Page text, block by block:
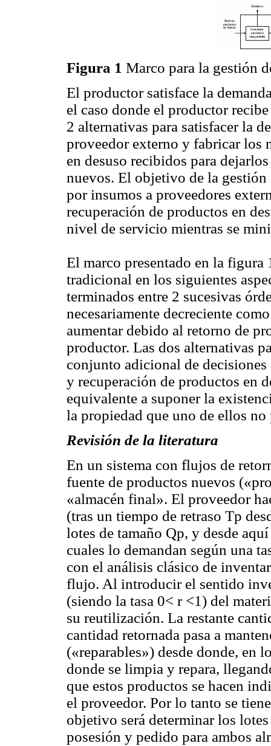
Figura 1 Marco para la gestión
El productor satisface la
el caso donde el productor
2 alternativas para satisfacer la
proveedor externo y fabricar los
en desuso recibidos para
nuevos. El objetivo de la
por insumos a proveedores
recuperación de productos en
nivel de servicio mientras se
El marco presentado en la
tradicional en los siguientes
terminados entre 2 sucesivas
necesariamente decreciente
aumentar debido al retorno de
productor. Las dos alternativas
conjunto adicional de decisiones
y recuperación de productos en
equivalente a suponer la
la propiedad que uno de ellos
Revisión de la literatura
En un sistema con flujos de
fuente de productos nuevos
«almacén final». El proveedor
(tras un tiempo de retraso Tp
lotes de tamaño Qp, y desde
cuales lo demandan según una
con el análisis clásico de
flujo. Al introducir el sentido
(siendo la tasa 0< r <1) del
su reutilización. La restante
cantidad retornada pasa a
(«reparables») desde donde, en
donde se limpia y repara,
que estos productos se hacen
el proveedor. Por lo tanto se
objetivo será determinar los
posesión y pedido para ambos